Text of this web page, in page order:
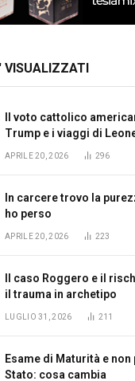
Il voto cattolico
Trump e i viaggi di
APRILE 20, 2026 296
In carcere trovo la
ho perso
APRILE 20, 2026 223
Il caso Roggero e il
il trauma in archetipo
LUGLIO 31, 2026 211
Esame di Maturità e non
Stato: cosa cambia